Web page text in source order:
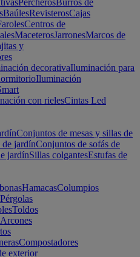
PercherosBurros de
BaúlesRevisterosCajas
Centros de
MaceterosJarronesMarcos de
y
decorativaIluminación para
Iluminación
con rielesCintas Led
Conjuntos de mesas y sillas de
de jardínConjuntos de sofás de
jardínSillas colgantesEstufas de
HamacasColumpios
Pérgolas
Toldos
Arcones
Compostadores
exterior